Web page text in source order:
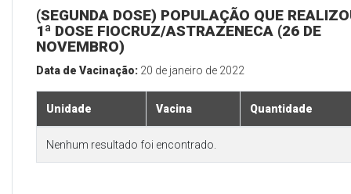
(SEGUNDA DOSE) POPULAÇÃO QUE
1ª DOSE FIOCRUZ/ASTRAZENECA (26 DE
NOVEMBRO)
Data de Vacinação: 20 de janeiro de 2022
Unidade Vacina Quantidade
Nenhum resultado foi encontrado.